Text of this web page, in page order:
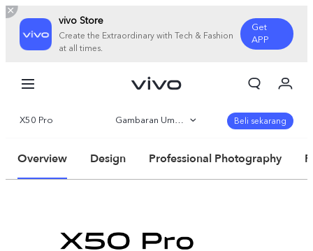
vivo Store
Create the Extraordinary with Tech & Fashion
at all times.
Get
APP
Keranjang
Masuk/Daftar
X50 Pro Gambaran Umum
360°
Beli sekarang
Overview Design Professional Photography